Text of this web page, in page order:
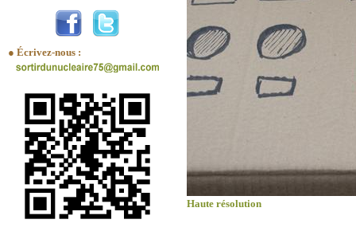
● Écrivez-nous :
Haute résolution